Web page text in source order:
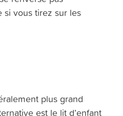
si vous tirez sur les
plus grand
est le lit d’enfant